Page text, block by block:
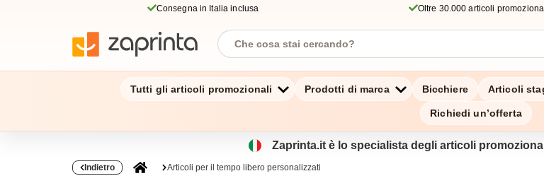
Consegna in Italia inclusa Oltre 30.000 articoli
Tutti gli articoli promozionali Prodotti di marca Bicchiere Articoli
Richiedi un’offerta
Zaprinta.it è lo specialista degli articoli
Indietro Articoli per il tempo libero personalizzati